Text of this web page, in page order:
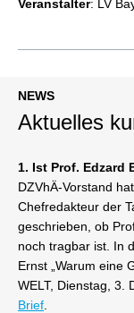
Veranstalter: LV
NEWS
Aktuelles
1. Ist Prof. Edzard
DZVhÄ-Vorstand
Chefredakteur der
geschrieben, ob
noch tragbar ist. In
Ernst „Warum eine
WELT, Dienstag, 3.
Brief